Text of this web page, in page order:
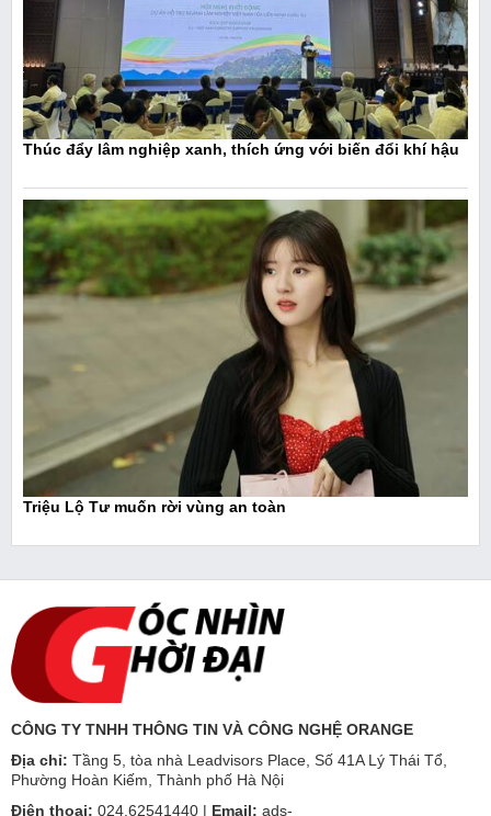
Thúc đẩy lâm nghiệp xanh, thích ứng với biến đổi khí hậu
Triệu Lộ Tư muốn rời vùng an toàn
CÔNG TY TNHH THÔNG TIN VÀ CÔNG NGHỆ ORANGE
Địa chỉ: Tầng 5, tòa nhà Leadvisors Place, Số 41A Lý Thái Tổ,
Phường Hoàn Kiếm, Thành phố Hà Nội
Điện thoại: 024.62541440 | Email: ads-